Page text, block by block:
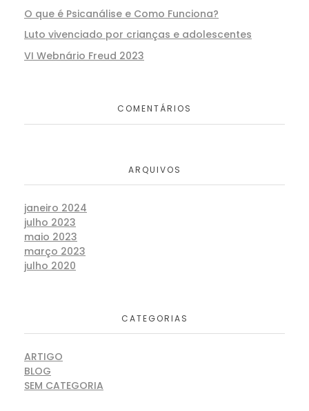
O que é Psicanálise e Como Funciona?
Luto vivenciado por crianças e adolescentes
VI Webnário Freud 2023
COMENTÁRIOS
ARQUIVOS
janeiro 2024
julho 2023
maio 2023
março 2023
julho 2020
CATEGORIAS
ARTIGO
BLOG
SEM CATEGORIA